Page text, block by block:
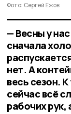
Фото: Сергей Ежов
— Весны у
сначала
нет. А
весь сезон.
сейчас всё
рабочих рук,